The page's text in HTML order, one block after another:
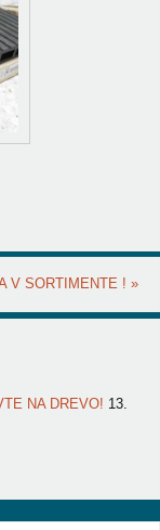
V SORTIMENTE !»
NA DREVO! 13.